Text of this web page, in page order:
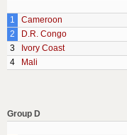
1
Cameroon
2
D.R. Congo
3
Ivory Coast
4
Mali
Group D